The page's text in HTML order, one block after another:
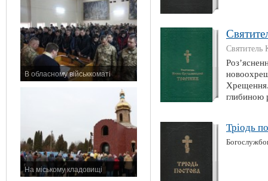
В обласному військкоматі
На міському кладовищі
Святитель
Хрещення.
глибиною
Тріодь